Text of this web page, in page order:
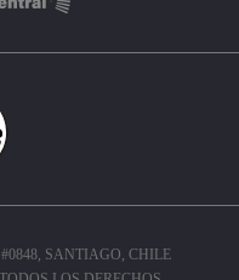
SANTIAGO, CHILE